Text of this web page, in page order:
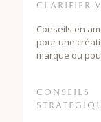
CLARIFIER
Conseils en
pour une
marque ou
CONSEILS